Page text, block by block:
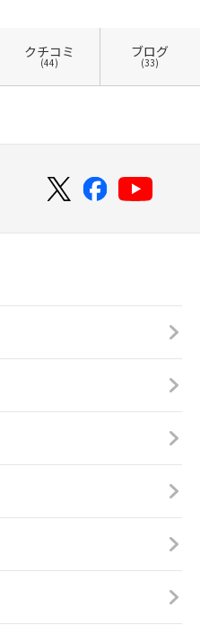
クチコミ
(44)
ブログ
(33)